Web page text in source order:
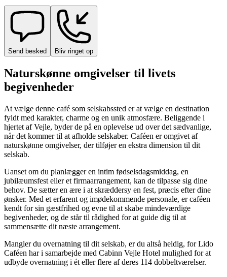
Send besked Bliv ringet op
Naturskønne omgivelser til livets
begivenheder
At vælge denne café som selskabssted er at vælge en destination
fyldt med karakter, charme og en unik atmosfære. Beliggende i
hjertet af Vejle, byder de på en oplevelse ud over det sædvanlige,
når det kommer til at afholde selskaber. Caféen er omgivet af
naturskønne omgivelser, der tilføjer en ekstra dimension til dit
selskab.
Uanset om du planlægger en intim fødselsdagsmiddag, en
jubilæumsfest eller et firmaarrangement, kan de tilpasse sig dine
behov. De sætter en ære i at skræddersy en fest, præcis efter dine
ønsker. Med et erfarent og imødekommende personale, er caféen
kendt for sin gæstfrihed og evne til at skabe mindeværdige
begivenheder, og de står til rådighed for at guide dig til at
sammensætte dit næste arrangement.
Mangler du overnatning til dit selskab, er du altså heldig, for Lido
Caféen har i samarbejde med Cabinn Vejle Hotel mulighed for at
udbyde overnatning i ét eller flere af deres 114 dobbeltværelser.